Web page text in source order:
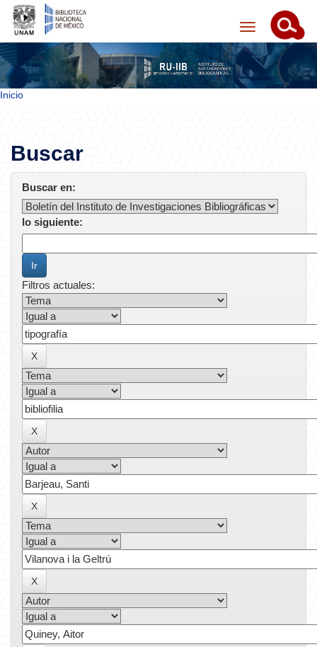
Skip navigation
Inicio
Buscar
Buscar en:
lo siguiente:
Filtros actuales: